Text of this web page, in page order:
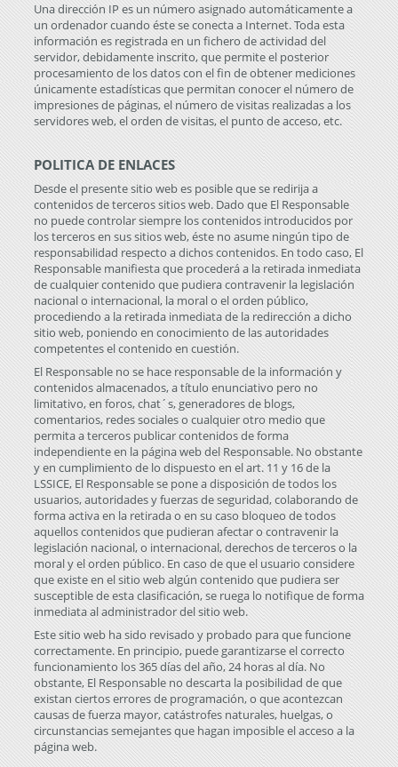
Una dirección IP es un número asignado automáticamente a
un ordenador cuando éste se conecta a Internet. Toda esta
información es registrada en un fichero de actividad del
servidor, debidamente inscrito, que permite el posterior
procesamiento de los datos con el fin de obtener mediciones
únicamente estadísticas que permitan conocer el número de
impresiones de páginas, el número de visitas realizadas a los
servidores web, el orden de visitas, el punto de acceso, etc.
POLITICA DE ENLACES
Desde el presente sitio web es posible que se redirija a
contenidos de terceros sitios web. Dado que El Responsable
no puede controlar siempre los contenidos introducidos por
los terceros en sus sitios web, éste no asume ningún tipo de
responsabilidad respecto a dichos contenidos. En todo caso, El
Responsable manifiesta que procederá a la retirada inmediata
de cualquier contenido que pudiera contravenir la legislación
nacional o internacional, la moral o el orden público,
procediendo a la retirada inmediata de la redirección a dicho
sitio web, poniendo en conocimiento de las autoridades
competentes el contenido en cuestión.
El Responsable no se hace responsable de la información y
contenidos almacenados, a título enunciativo pero no
limitativo, en foros, chat´s, generadores de blogs,
comentarios, redes sociales o cualquier otro medio que
permita a terceros publicar contenidos de forma
independiente en la página web del Responsable. No obstante
y en cumplimiento de lo dispuesto en el art. 11 y 16 de la
LSSICE, El Responsable se pone a disposición de todos los
usuarios, autoridades y fuerzas de seguridad, colaborando de
forma activa en la retirada o en su caso bloqueo de todos
aquellos contenidos que pudieran afectar o contravenir la
legislación nacional, o internacional, derechos de terceros o la
moral y el orden público. En caso de que el usuario considere
que existe en el sitio web algún contenido que pudiera ser
susceptible de esta clasificación, se ruega lo notifique de forma
inmediata al administrador del sitio web.
Este sitio web ha sido revisado y probado para que funcione
correctamente. En principio, puede garantizarse el correcto
funcionamiento los 365 días del año, 24 horas al día. No
obstante, El Responsable no descarta la posibilidad de que
existan ciertos errores de programación, o que acontezcan
causas de fuerza mayor, catástrofes naturales, huelgas, o
circunstancias semejantes que hagan imposible el acceso a la
página web.